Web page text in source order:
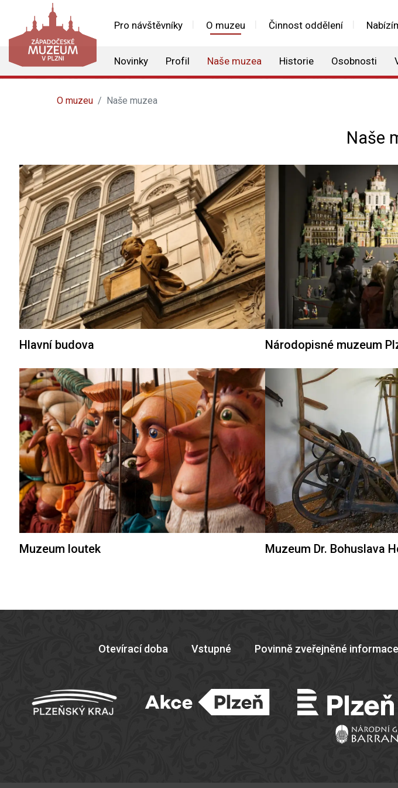
Pro návštěvníky O muzeu Činnost oddělení
Novinky Profil Naše muzea Historie Osobnosti
O muzeu Naše muzea
Naše
Hlavní budova Národopisné muzeum
Muzeum loutek Muzeum Dr. Bohuslava
Otevírací doba Vstupné Povinně zveřejněné informace